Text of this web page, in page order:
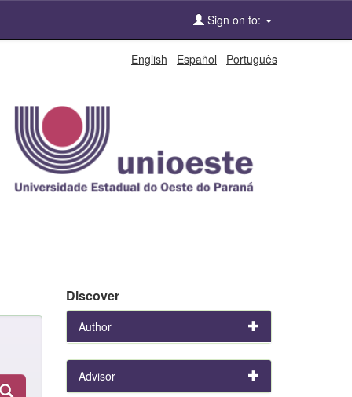
Sign on to:
English Español Português
Discover
Author
Advisor